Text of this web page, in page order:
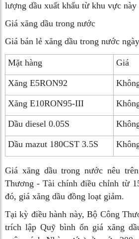
lượng dầu xuất khẩu từ khu vực này
Giá xăng dầu trong nước
Giá bán lẻ xăng dầu trong nước
Mặt hàng Giá
Xăng E5RON92
Xăng E10RON95-III
Dầu diesel 0.05S
Dầu mazut 180CST 3.5S
Giá xăng dầu trong nước nêu
Thương - Tài chính điều chỉnh từ
đó, giá xăng dầu đồng loạt giảm.
Tại kỳ điều hành này, Bộ Công
trích lập Quỹ bình ổn giá xăng